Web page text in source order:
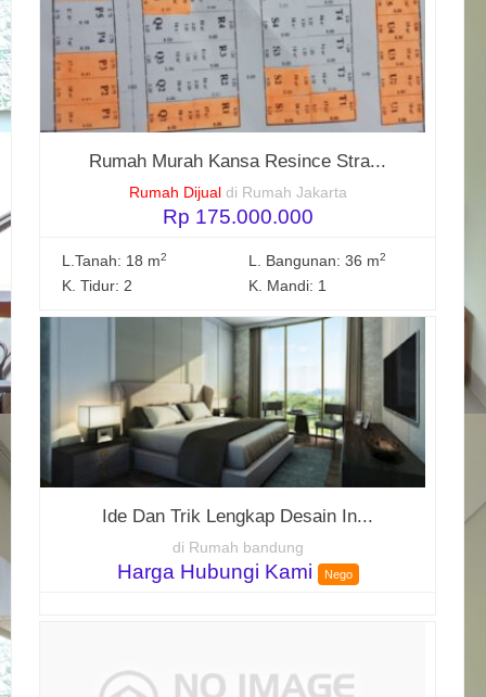
Rumah Murah Kansa Resince Stra...
Rumah Dijual di Rumah Jakarta
Rp 175.000.000
L.Tanah: 18 m2 L. Bangunan: 36 m2
K. Tidur: 2 K. Mandi: 1
Ide Dan Trik Lengkap Desain In...
di Rumah bandung
Harga Hubungi Kami Nego